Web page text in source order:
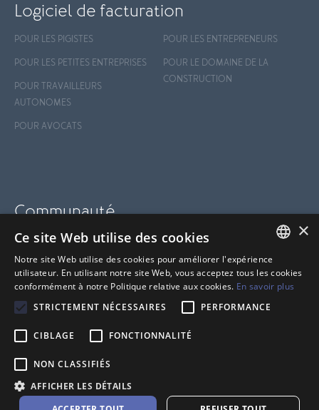
Logiciel de facturation
POUR LES PIGISTES
POUR LES PETITES ENTREPRISES
POUR TRAVAILLEURS
AUTONOMES
POUR AVOCATS
POUR LES ENTREPRENEURS
POUR LE DOMAINE DE LA
CONSTRUCTION
Communauté
BLOGUE
SUPPORT
CENTRE D'AIDE
FRENCH
ANGLAIS
×
Ce site Web utilise des cookies
Notre site Web utilise des cookies pour améliorer l'expérience
utilisateur. En utilisant notre site Web, vous acceptez tous les cookies
conformément à notre Politique relative aux cookies. En savoir plus
STRICTEMENT NÉCESSAIRES
PERFORMANCE
CIBLAGE FONCTIONNALITÉ
NON CLASSIFIÉS
AFFICHER LES DÉTAILS